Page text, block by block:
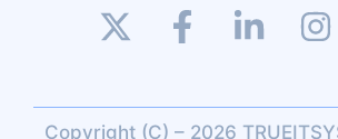
Copyright (C) – 2026